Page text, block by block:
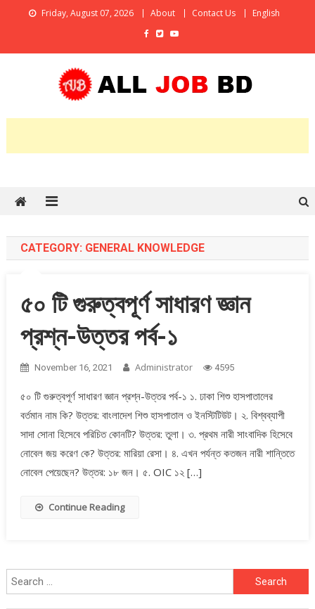
Friday, August 07, 2026 About Contact Us English
All Job BD
CATEGORY: GENERAL KNOWLEDGE
৫০ টি গুরুত্বপূর্ণ সাধারণ জ্ঞান
প্রশ্ন-উত্তর পর্ব-১
November 16, 2021 Administrator 4595
৫০ টি গুরুত্বপূর্ণ সাধারণ জ্ঞান প্রশ্ন-উত্তর পর্ব-১ ১. ঢাকা শিশু হাসপাতালের
বর্তমান নাম কি? উত্তর: বাংলাদেশ শিশু হাসপাতাল ও ইনস্টিটিউট। ২. বিশ্বব্যাপী
সাদা সোনা হিসেবে পরিচিত কোনটি? উত্তর: তুলা। ৩. প্রথম নারী সাংবাদিক হিসেবে
নোবেল জয় করেণ কে? উত্তর: মারিয়া রেসা। ৪. এখন পর্যন্ত কতজন নারী শান্তিতে
নোবেল পেয়েছেন? উত্তর: ১৮ জন। ৫. OIC ১২ […]
Continue Reading
Search
for: